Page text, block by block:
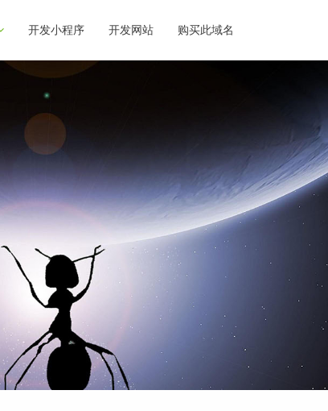
开发小程序 开发网站 购买此域名